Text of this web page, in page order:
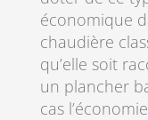
économique
chaudière
qu’elle soit
un plancher
cas